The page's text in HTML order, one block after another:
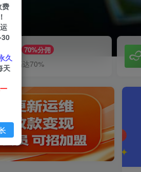
70%分佣
佣高达70%
费
久
天